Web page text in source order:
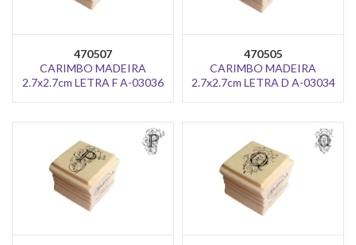
470507
CARIMBO MADEIRA
2.7x2.7cm LETRA F A-03036
470505
CARIMBO MADEIRA
2.7x2.7cm LETRA D A-03034